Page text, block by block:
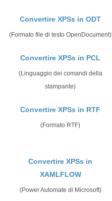
Convertire XPSs in ODT
(Formato file di testo OpenDocument)
Convertire XPSs in PCL
(Linguaggio dei comandi della
stampante)
Convertire XPSs in RTF
(Formato RTF)
Convertire XPSs in
XAMLFLOW
(Power Automate di Microsoft)